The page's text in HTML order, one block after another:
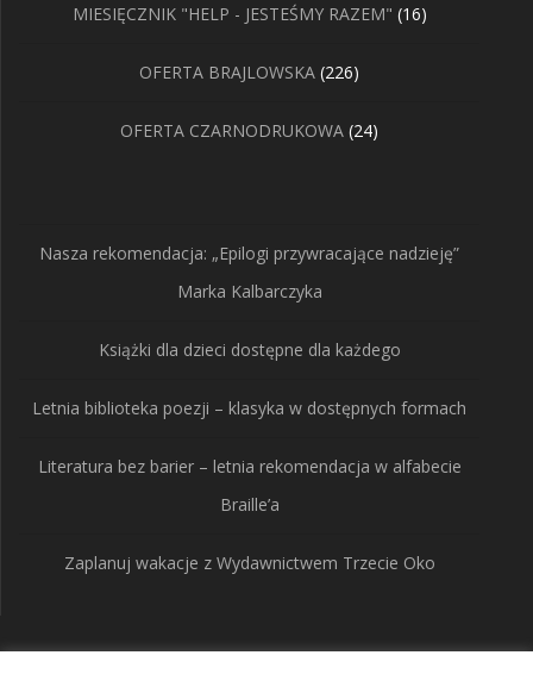
MIESIĘCZNIK "HELP - JESTEŚMY RAZEM" 1616
OFERTA BRAJLOWSKA 226226
OFERTA CZARNODRUKOWA 2424
Nasza rekomendacja: „Epilogi przywracające nadzieję”
Marka Kalbarczyka
Książki dla dzieci dostępne dla każdego
Letnia biblioteka poezji – klasyka w dostępnych formach
Literatura bez barier – letnia rekomendacja w alfabecie
Braille’a
Zaplanuj wakacje z Wydawnictwem Trzecie Oko